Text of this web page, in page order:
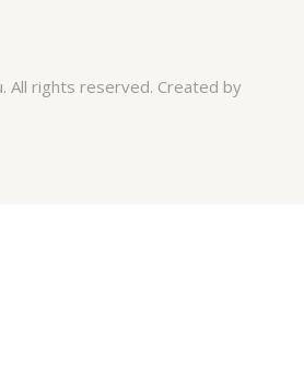
All rights reserved. Created by